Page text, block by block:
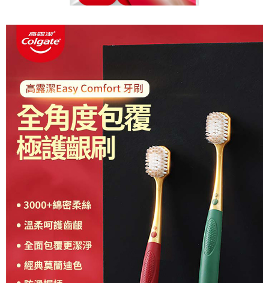
請求用戶進行身份認證。